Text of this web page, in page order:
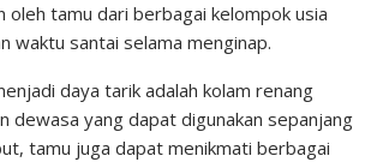
oleh tamu dari berbagai kelompok usia
waktu santai selama menginap.
daya tarik adalah kolam renang
dewasa yang dapat digunakan sepanjang
tamu juga dapat menikmati berbagai